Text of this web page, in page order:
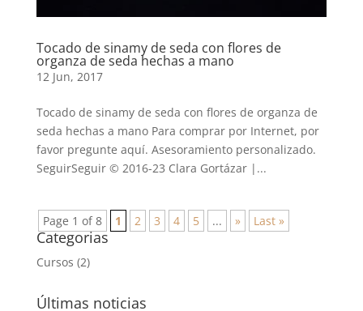
Tocado de sinamy de seda con flores de
organza de seda hechas a mano
12 Jun, 2017
Tocado de sinamy de seda con flores de organza de
seda hechas a mano Para comprar por Internet, por
favor pregunte aquí. Asesoramiento personalizado.
SeguirSeguir © 2016-23 Clara Gortázar |...
Page 1 of 8 1 2 3 4 5 ... » Last »
Categorias
Cursos (2)
Últimas noticias